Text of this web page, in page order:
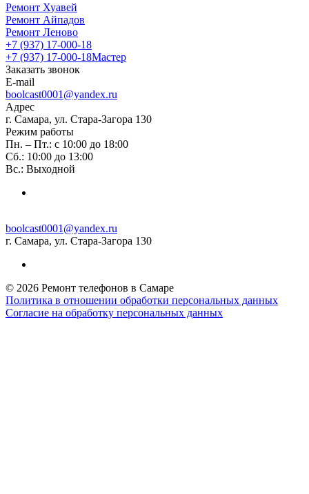
Ремонт Хуавей
Ремонт Айпадов
Ремонт Леново
+7 (937) 17-000-18
+7 (937) 17-000-18Мастер
Заказать звонок
E-mail
boolcast0001@yandex.ru
Адрес
г. Самара, ул. Стара-Загора 130
Режим работы
Пн. – Пт.: с 10:00 до 18:00
Сб.: 10:00 до 13:00
Вс.: Выходной
boolcast0001@yandex.ru
г. Самара, ул. Стара-Загора 130
© 2026 Ремонт телефонов в Самаре
Политика в отношении обработки персональных данных
Согласие на обработку персональных данных